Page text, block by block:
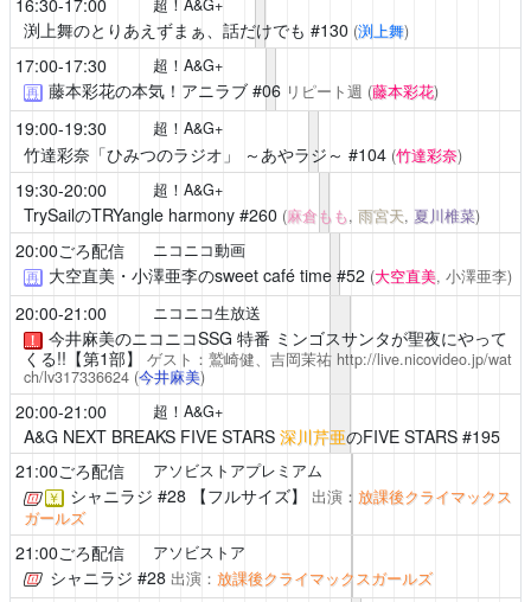
16:30-17:00 超！A&G+
渕上舞のとりあえずまぁ、話だけでも #130 (渕上舞)
17:00-17:30 超！A&G+
再 藤本彩花の本気！アニラブ#06 リピート週 (藤本彩花)
19:00-19:30 超！A&G+
竹達彩奈「ひみつのラジオ」 ～あやラジ～ #104 (竹達彩奈)
19:30-20:00 超！A&G+
TrySailのTRYangle harmony#260 (麻倉もも, 雨宮天, 夏川椎菜)
20:00ごろ配信 ニコニコ動画
再 大空直美・小澤亜李のsweet café time#52 (大空直美, 小澤亜李)
20:00-21:00 ニコニコ生放送
！ 今井麻美のニコニコSSG 特番 ミンゴスサンタが聖夜にやって
くる!!【第1部】 ゲスト：鷲崎健、吉岡茉祐 http://live.nicovideo.jp/wat
ch/lv317336624 (今井麻美)
20:00-21:00 超！A&G+
A&G NEXT BREAKS FIVE STARS 深川芹亜のFIVE STARS #195
21:00ごろ配信
アソビストアプレミアム
￥ シャニラジ #28 【フルサイズ】 出演： 放課後クライマックス
ガールズ
21:00ごろ配信 アソビストア
シャニラジ #28 出演： 放課後クライマックスガールズ